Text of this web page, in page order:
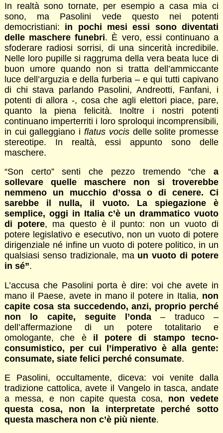
In realtà sono tornate, per esempio a casa mia ci
sono, ma Pasolini vede questo nei potenti
democristiani: in pochi mesi essi sono diventati
delle maschere funebri. È vero, essi continuano a
sfoderare radiosi sorrisi, di una sincerità incredibile.
Nelle loro pupille si raggruma della vera beata luce di
buon umore quando non si tratta dell’ammiccante
luce dell’arguzia e della furberia – e qui tutti capivano
di chi stava parlando Pasolini, Andreotti, Fanfani, i
potenti di allora -, cosa che agli elettori piace, pare,
quanto la piena felicità. Inoltre i nostri potenti
continuano imperterriti i loro sproloqui incomprensibili,
in cui galleggiano i flatus vocisdelle solite promesse
stereotipe. In realtà, essi appunto sono delle
maschere.
“Son certo” senti che pezzo tremendo “chea
sollevare quelle maschere non si troverebbe
nemmeno un mucchio d’ossa o di cenere. Ci
sarebbe il nulla, il vuoto. La spiegazione è
semplice, oggi in Italia c’è un drammatico vuoto
di potere, ma questo è il punto: non un vuoto di
potere legislativo e esecutivo, non un vuoto di potere
dirigenziale né infine un vuoto di potere politico, in un
qualsiasi senso tradizionale, ma un vuoto di potere
in sé”.
L’accusa che Pasolini porta è dire: voi che avete in
mano il Paese, avete in mano il potere in Italia, non
capite cosa sta succedendo, anzi, proprio perché
non lo capite, seguite l’onda – traduco –
dell’affermazione di un potere totalitario e
omologante, che è il potere di stampo tecno-
consumistico, per cui l’imperativo è alla gente:
consumate, siate felici perché consumate.
E Pasolini, occultamente, diceva: voi venite dalla
tradizione cattolica, avete il Vangelo in tasca, andate
a messa, e non capite questa cosa, non vedete
questa cosa, non la interpretate perché sotto
questa maschera non c’è più niente.